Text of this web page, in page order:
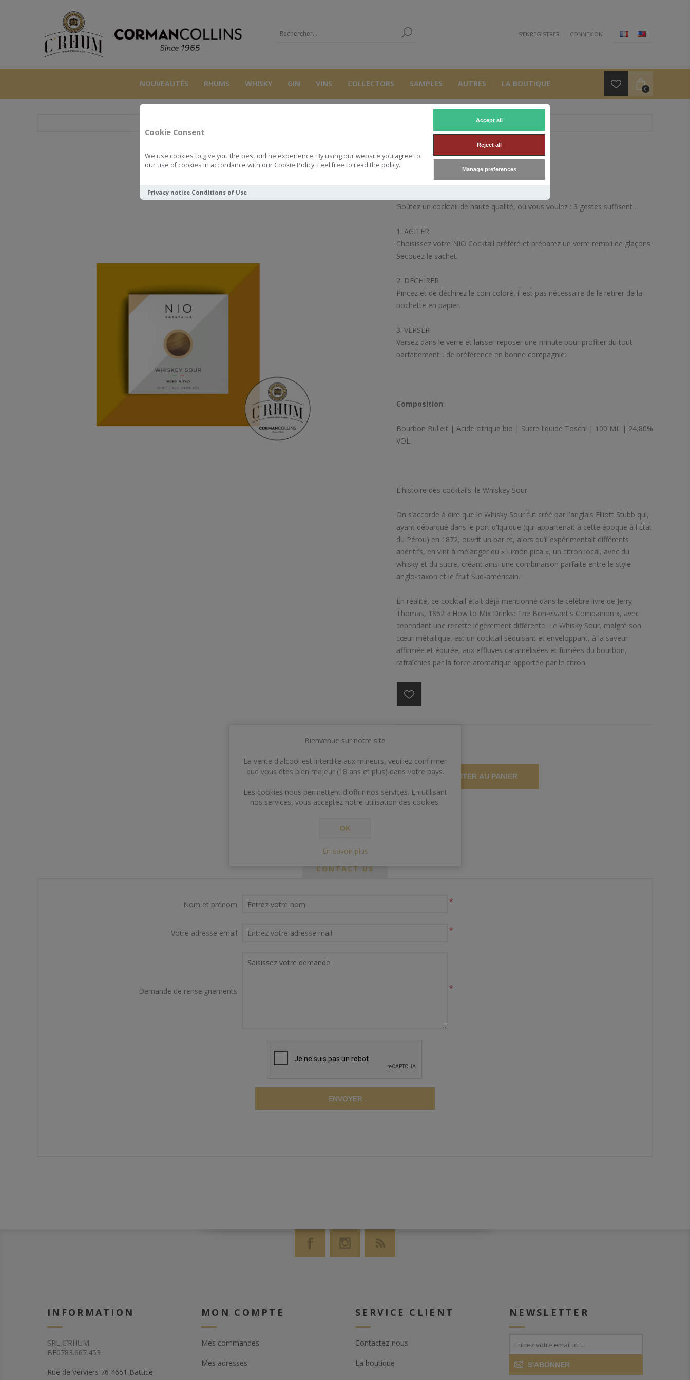
Cookie Consent
We use cookies to give you the best online experience. By using our website you agree to
our use of cookies in accordance with our Cookie Policy. Feel free to read the policy.
Accept all
Reject all
Manage preferences
Privacy notice Conditions of Use
S'ENREGISTRER CONNEXION
NOUVEAUTÉS RHUMS WHISKY GIN VINS COLLECTORS SAMPLES AUTRES LA BOUTIQUE
0
NIO COCKTAIL / WHISKEY SOUR 100ML 23°
Goûtez un cocktail de haute qualité, où vous voulez : 3 gestes suffisent ..
1. AGITER
Choisissez votre NIO Cocktail préféré et préparez un verre rempli de glaçons.
Secouez le sachet.
2. DECHIRER
Pincez et de déchirez le coin coloré, il est pas nécessaire de le retirer de la
pochette en papier.
3. VERSER
Versez dans le verre et laisser reposer une minute pour profiter du tout
parfaitement... de préférence en bonne compagnie.
Composition:
Bourbon Bulleit | Acide citrique bio | Sucre liquide Toschi | 100 ML | 24,80%
VOL.
L'histoire des cocktails: le Whiskey Sour
On s’accorde à dire que le Whisky Sour fut créé par l'anglais Elliott Stubb qui,
ayant débarqué dans le port d’Iquique (qui appartenait à cette époque à l'État
du Pérou) en 1872, ouvrit un bar et, alors qu’il expérimentait différents
apéritifs, en vint à mélanger du « Limón pica », un citron local, avec du
whisky et du sucre, créant ainsi une combinaison parfaite entre le style
anglo-saxon et le fruit Sud-américain.
En réalité, ce cocktail était déjà mentionné dans le célèbre livre de Jerry
Thomas, 1862 « How to Mix Drinks: The Bon-vivant's Companion », avec
cependant une recette légèrement différente. Le Whisky Sour, malgré son
cœur métallique, est un cocktail séduisant et enveloppant, à la saveur
affirmée et épurée, aux effluves caramélisées et fumées du bourbon,
rafraîchies par la force aromatique apportée par le citron.
AJOUTER AU PANIER
CONTACT US
Nom et prénom *
Votre adresse email *
Demande de renseignements *
ENVOYER
INFORMATION
SRL C’RHUM
BE0783.667.453
Rue de Verviers 76 4651 Battice
MON COMPTE
Mes commandes
Mes adresses
SERVICE CLIENT
Contactez-nous
La boutique
NEWSLETTER
S'ABONNER
Bienvenue sur notre site
La vente d'alcool est interdite aux mineurs, veuillez confirmer
que vous êtes bien majeur (18 ans et plus) dans votre pays.
Les cookies nous permettent d'offrir nos services. En utilisant
nos services, vous acceptez notre utilisation des cookies.
OK
En savoir plus